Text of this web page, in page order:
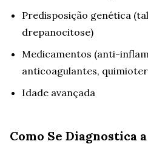
Predisposição genética
drepanocitose)
Medicamentos (anti-
anticoagulantes,
Idade avançada
Como Se Diagnostica